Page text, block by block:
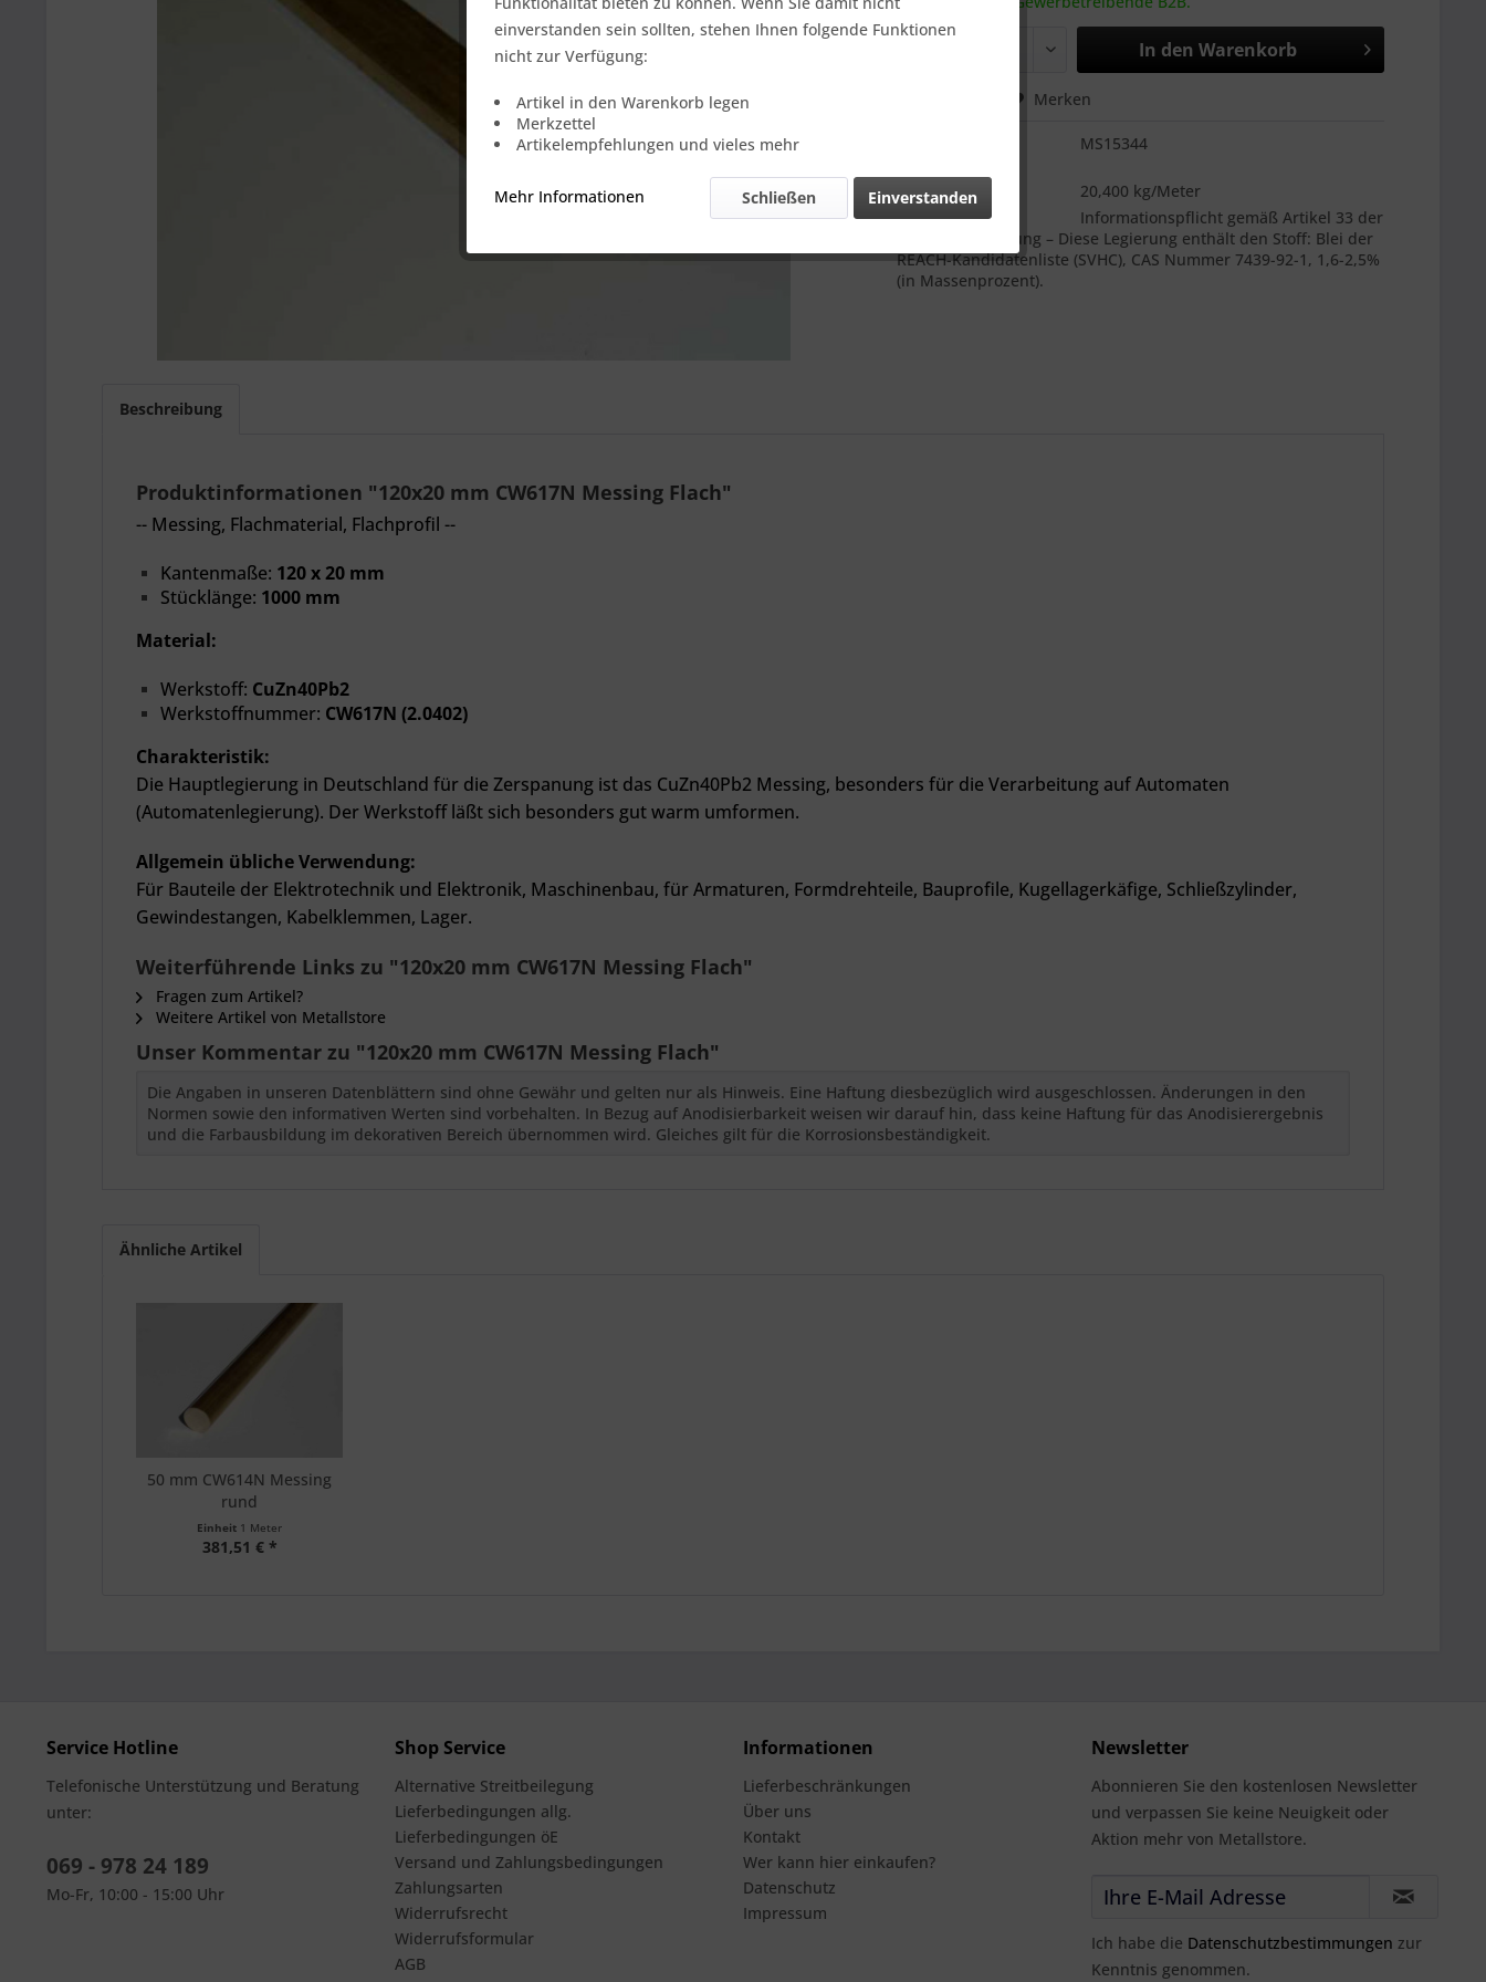
In den Warenkorb
Merken
MS15344
Gewicht::
20,400 kg/Meter
Anmerkung::
Informationspflicht gemäß Artikel 33 der
REACH-Verordnung – Diese Legierung enthält den Stoff: Blei der
REACH-Kandidatenliste (SVHC), CAS Nummer 7439-92-1, 1,6-2,5%
(in Massenprozent).
Beschreibung
Produktinformationen "120x20 mm CW617N Messing Flach"
-- Messing, Flachmaterial, Flachprofil --
Kantenmaße: 120 x 20 mm
Stücklänge: 1000 mm
Material:
Werkstoff: CuZn40Pb2
Werkstoffnummer: CW617N (2.0402)
Charakteristik:
Die Hauptlegierung in Deutschland für die Zerspanung ist das CuZn40Pb2 Messing, besonders für die Verarbeitung auf Automaten
(Automatenlegierung). Der Werkstoff läßt sich besonders gut warm umformen.
Allgemein übliche Verwendung:
Für Bauteile der Elektrotechnik und Elektronik, Maschinenbau, für Armaturen, Formdrehteile, Bauprofile, Kugellagerkäfige, Schließzylinder,
Gewindestangen, Kabelklemmen, Lager.
Weiterführende Links zu "120x20 mm CW617N Messing Flach"
Fragen zum Artikel?
Weitere Artikel von Metallstore
Unser Kommentar zu "120x20 mm CW617N Messing Flach"
Die Angaben in unseren Datenblättern sind ohne Gewähr und gelten nur als Hinweis. Eine Haftung diesbezüglich wird ausgeschlossen. Änderungen in den
Normen sowie den informativen Werten sind vorbehalten. In Bezug auf Anodisierbarkeit weisen wir darauf hin, dass keine Haftung für das Anodisierergebnis
und die Farbausbildung im dekorativen Bereich übernommen wird. Gleiches gilt für die Korrosionsbeständigkeit.
Ähnliche Artikel
50 mm CW614N Messing
rund
Einheit 1 Meter
381,51 € *
Service Hotline
Telefonische Unterstützung und Beratung
unter:
069 - 978 24 189
Mo-Fr, 10:00 - 15:00 Uhr
Shop Service
Alternative Streitbeilegung
Lieferbedingungen allg.
Lieferbedingungen öE
Versand und Zahlungsbedingungen
Zahlungsarten
Widerrufsrecht
Widerrufsformular
AGB
Informationen
Lieferbeschränkungen
Über uns
Kontakt
Wer kann hier einkaufen?
Datenschutz
Impressum
Newsletter
Abonnieren Sie den kostenlosen Newsletter
und verpassen Sie keine Neuigkeit oder
Aktion mehr von Metallstore.
Ich habe die Datenschutzbestimmungen zur
Kenntnis genommen.
einverstanden sein sollten, stehen Ihnen folgende Funktionen
nicht zur Verfügung:
Artikel in den Warenkorb legen
Merkzettel
Artikelempfehlungen und vieles mehr
Mehr Informationen Einverstanden
Schließen